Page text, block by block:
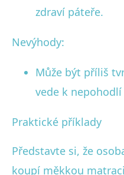
zdraví páteře.
Nevýhody:
Může být příliš
vede k
Praktické příklady
Představte si, že
koupí měkkou